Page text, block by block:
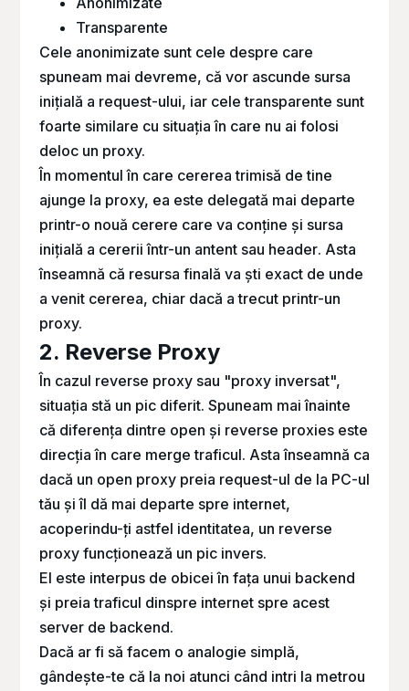
Transparente
Cele anonimizate sunt cele despre care
spuneam mai devreme, că vor ascunde sursa
inițială a request-ului, iar cele transparente sunt
foarte similare cu situația în care nu ai folosi
deloc un proxy.
În momentul în care cererea trimisă de tine
ajunge la proxy, ea este delegată mai departe
printr-o nouă cerere care va conține și sursa
inițială a cererii într-un antent sau header. Asta
înseamnă că resursa finală va ști exact de unde
a venit cererea, chiar dacă a trecut printr-un
proxy.
2. Reverse Proxy
În cazul reverse proxysau "proxy inversat",
situația stă un pic diferit. Spuneam mai înainte
că diferența dintre open și reverse proxieseste
direcția în care merge traficul. Asta înseamnă ca
dacă un open proxypreia request-ul de la PC-ul
tău și îl dă mai departe spre internet,
acoperindu-ți astfel identitatea, un reverse
proxyfuncționează un pic invers.
El este interpus de obicei în fața unui backend
și preia traficul dinspre internet spre acest
server de backend.
Dacă ar fi să facem o analogie simplă,
gândește-te că la noi atunci când intri la metrou